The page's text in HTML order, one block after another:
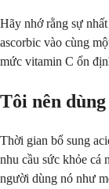
Hãy nhớ rằng sự
ascorbic vào cùng
mức vitamin C ổn
Tôi nên
Thời gian bổ sung
nhu cầu sức khỏe cá
người dùng nó như